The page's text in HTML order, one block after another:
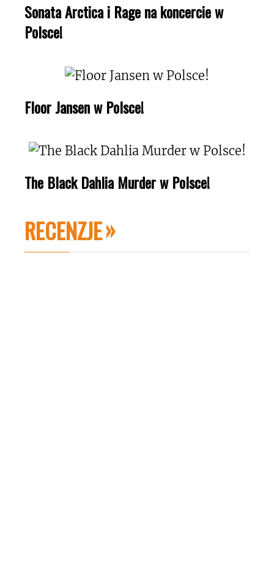
Sonata Arctica i Rage na koncercie w
Polsce!
Floor Jansen w Polsce!
The Black Dahlia Murder w Polsce!
RECENZJE